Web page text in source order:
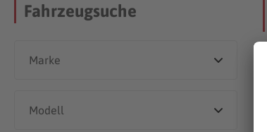
Fahrzeugsuche